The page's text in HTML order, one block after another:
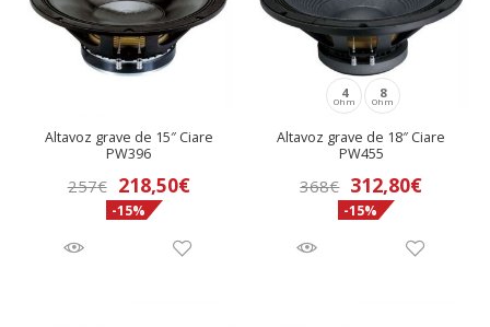
Altavoz grave de 15″ Ciare
PW396
257€ El
precio
original
218,50€El
actual
-15%
4
Ohm
8
Ohm
Altavoz grave de 18″ Ciare
PW455
368€ 312,80€
-15%